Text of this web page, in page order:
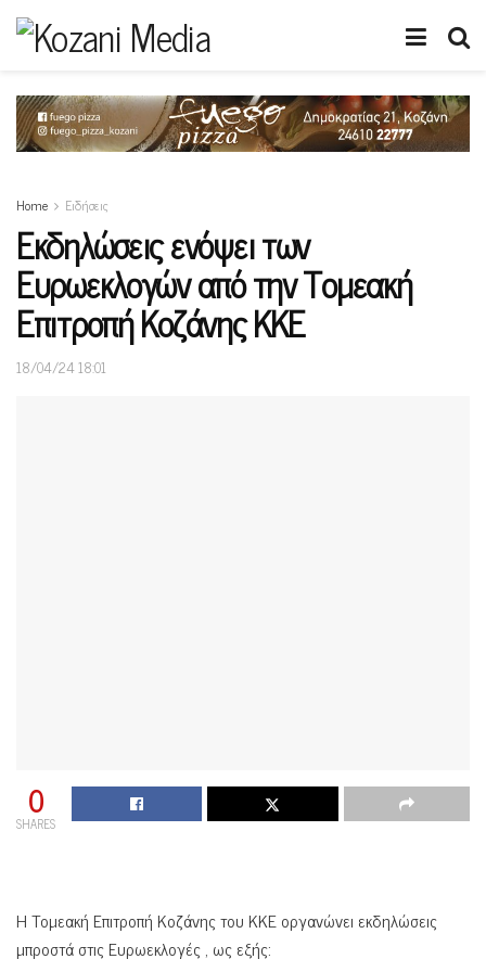
Home Ειδήσεις
Εκδηλώσεις ενόψει των
Ευρωεκλογών από την Τομεακή
Επιτροπή Κοζάνης ΚΚΕ
18/04/24 18:01
0
SHARES
Η Τομεακή Επιτροπή Κοζάνης του ΚΚΕ οργανώνει εκδηλώσεις
μπροστά στις Ευρωεκλογές , ως εξής: